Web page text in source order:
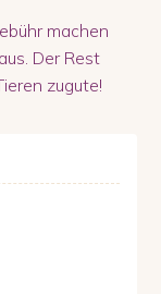
machen
Der Rest
zugute!